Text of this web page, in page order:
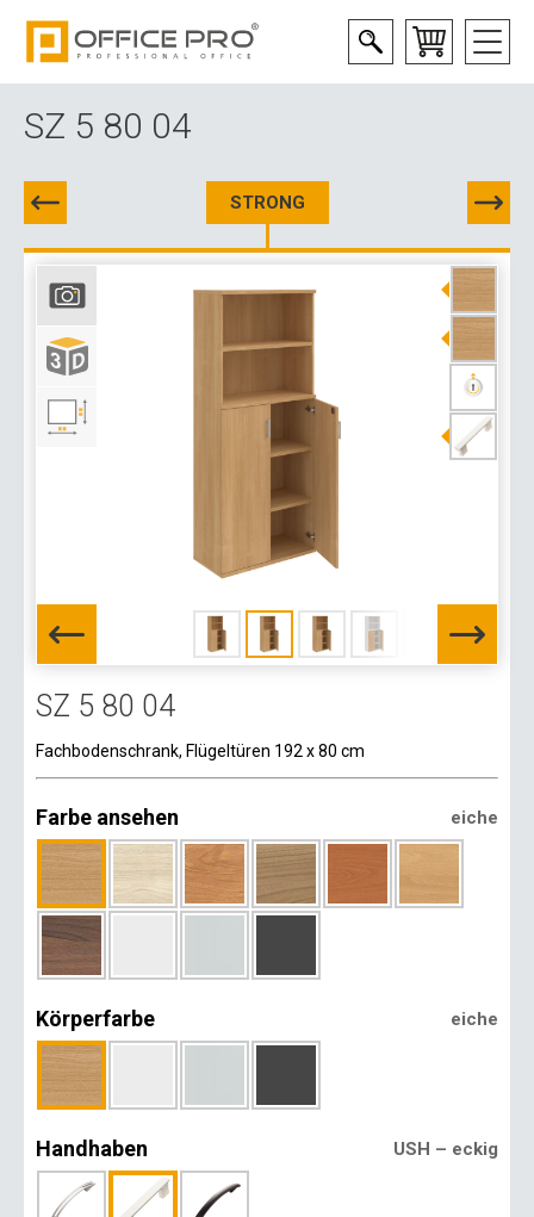
SZ 5 80 04
STRONG
SZ 5 80 04
Fachbodenschrank, Flügeltüren 192 x 80 cm
Farbe ansehen eiche
Körperfarbe eiche
Handhaben USH – eckig